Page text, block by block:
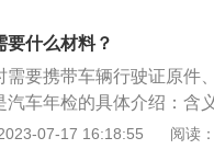
把所有的资料都带全了之
否有违章情况，违章情况
理，把该缴纳的罚款给缴
车辆的检测，检测完了以
括外观检测和性能检测，
要什么材料？
需要携带车辆行驶证原件
汽车年检的具体介绍：含
的车辆，每年一次按《机
07-17 16:18:55 阅读